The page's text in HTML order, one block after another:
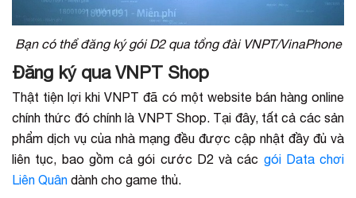
Bạn có thể đăng ký gói D2 qua tổng đài VNPT/VinaPhone
Đăng ký qua VNPT Shop
Thật tiện lợi khi VNPT đã có một website bán hàng online
chính thức đó chính là VNPT Shop. Tại đây, tất cả các sản
phẩm dịch vụ của nhà mạng đều được cập nhật đầy đủ và
liên tục, bao gồm cả gói cước D2 và các gói Data chơi
Liên Quân dành cho game thủ.